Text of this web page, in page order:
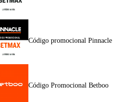
Código promocional Pinnacle
Código Promocional Betboo